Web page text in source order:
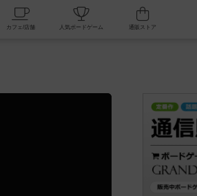
掲示板一覧 カフェ/店舗 人気ボードゲーム